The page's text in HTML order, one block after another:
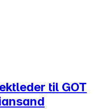
til GOT